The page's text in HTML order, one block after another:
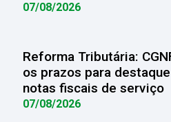
07/08/2026
Reforma Tributária:
os prazos para
notas fiscais de serviço
07/08/2026